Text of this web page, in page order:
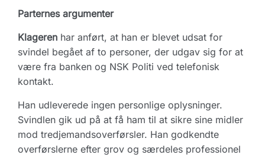
Parternes argumenter
Klageren har anført, at han er blevet udsat for
svindel begået af to personer, der udgav sig for at
være fra banken og NSK Politi ved telefonisk
kontakt.
Han udleverede ingen personlige oplysninger.
Svindlen gik ud på at få ham til at sikre sine midler
mod tredjemandsoverførsler. Han godkendte
overførslerne efter grov og særdeles professionel